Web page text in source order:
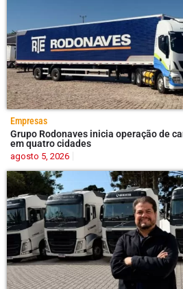
Empresas
Grupo Rodonaves inicia operação de
em quatro cidades
agosto 5, 2026